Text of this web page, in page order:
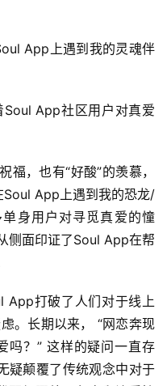
App上遇到我的灵魂伴
App社区用户对真爱
福，也有“好酸”的羡慕，
Soul App上遇到我的恐龙/
身用户对寻觅真爱的憧
侧面印证了Soul App在帮
App打破了人们对于线上
。长期以来， “网恋奔现
吗？” 这样的疑问一直存
疑颠覆了传统观念中对于